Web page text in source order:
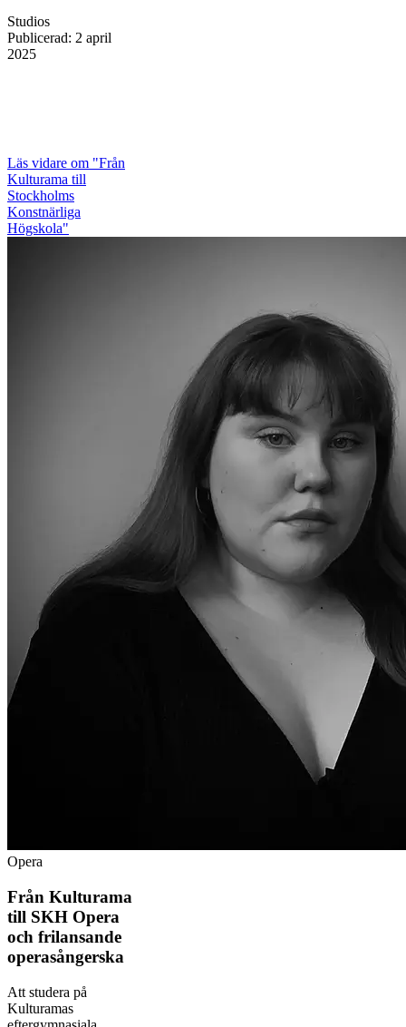
Studios
Publicerad: 2 april
2025
Läs vidare om "Från
Kulturama till
Stockholms
Konstnärliga
Högskola"
Opera
Från Kulturama
till SKH Opera
och frilansande
operasångerska
Att studera på
Kulturamas